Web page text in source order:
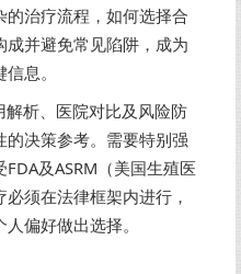
治疗流程，如何选择合
并避免常见陷阱，成为
息。
析、医院对比及风险防
决策参考。需要特别强
及ASRM（美国生殖医
须在法律框架内进行，
偏好做出选择。